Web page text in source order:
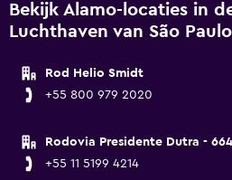
Bekijk Alamo-locaties in
Luchthaven van São
Rod Helio Smidt
+55 800 979 2020
Rodovia Presidente Dutra - 664
+55 11 5199 4214